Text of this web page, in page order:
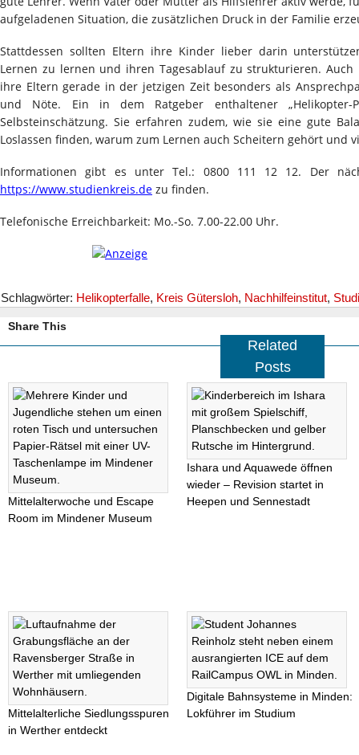
aufgeladenen Situation, die zusätzlichen Druck in der Familie
Stattdessen sollten Eltern ihre Kinder lieber darin
Lernen zu lernen und ihren Tagesablauf zu strukturieren.
ihre Eltern gerade in der jetzigen Zeit besonders als
und Nöte. Ein in dem Ratgeber enthaltener
Selbsteinschätzung. Sie erfahren zudem, wie sie eine gute
Loslassen finden, warum zum Lernen auch Scheitern gehört und
Informationen gibt es unter Tel.: 0800 111 12 12. Der
https://www.studienkreis.de zu finden.
Telefonische Erreichbarkeit: Mo.-So. 7.00-22.00 Uhr.
Schlagwörter: Helikopterfalle, Kreis Gütersloh, Nachhilfeinstitut,
Share This
Related
Posts
Mittelalterwoche und Escape
Room im Mindener Museum
Ishara und Aquawede öffnen
wieder – Revision startet in
Heepen und Sennestadt
Mittelalterliche Siedlungsspuren
in Werther entdeckt
Digitale Bahnsysteme in Minden:
Lokführer im Studium